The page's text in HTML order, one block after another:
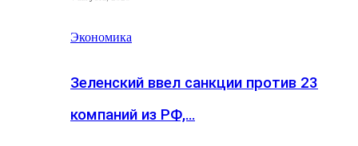
Экономика
Зеленский ввел санкции против 23
компаний из РФ,…